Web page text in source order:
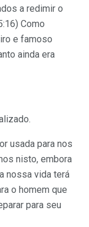
a redimir o
Como
e famoso
ainda era
usada para nos
nisto, embora
nossa vida terá
o homem que
para seu